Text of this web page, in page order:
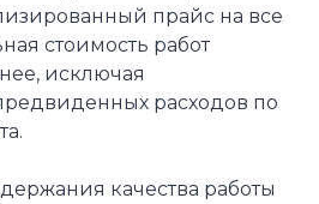
прайс на все
стоимость работ
исключая
расходов по
качества работы